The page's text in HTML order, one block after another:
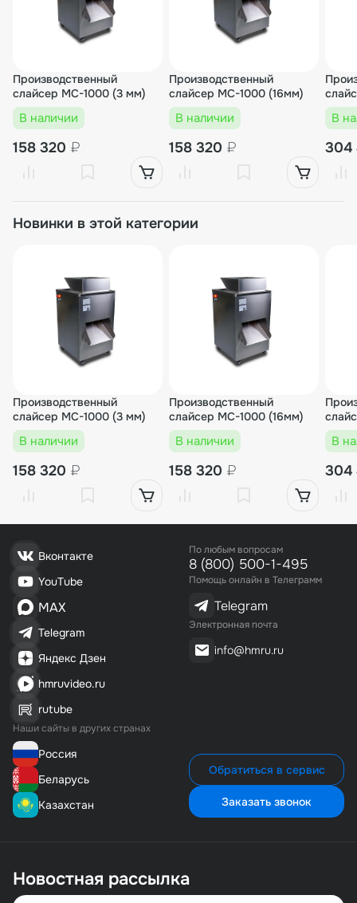
Производственный
слайсер MC-1000 (3 мм)
В наличии
158 320 ₽
Производственный
слайсер MC-1000 (16мм)
В наличии
158 320 ₽
В
304
Новинки в этой категории
Производственный
слайсер MC-1000 (3 мм)
В наличии
158 320 ₽
Производственный
слайсер MC-1000 (16мм)
В наличии
158 320 ₽
В
304
Вконтакте
YouTube
MAX
Telegram
Яндекс Дзен
hmruvideo.ru
rutube
Наши сайты в других странах
Россия
Беларусь
Казахстан
По любым вопросам
8 (800) 500-1-495
Помощь онлайн в Телеграмм
Telegram
Электронная почта
info@hmru.ru
Обратиться в сервис
Заказать звонок
Новостная рассылка